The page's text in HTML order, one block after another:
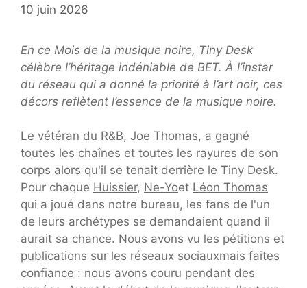
10 juin 2026
En ce Mois de la musique noire, Tiny Desk
célèbre l’héritage indéniable de BET. À l’instar
du réseau qui a donné la priorité à l’art noir, ces
décors reflètent l’essence de la musique noire.
Le vétéran du R&B, Joe Thomas, a gagné
toutes les chaînes et toutes les rayures de son
corps alors qu'il se tenait derrière le Tiny Desk.
Pour chaque Huissier, Ne-Yoet Léon Thomas
qui a joué dans notre bureau, les fans de l'un
de leurs archétypes se demandaient quand il
aurait sa chance. Nous avons vu les pétitions et
publications sur les réseaux sociauxmais faites
confiance : nous avons couru pendant des